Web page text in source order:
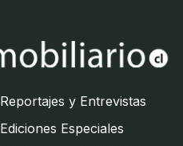
Reportajes y Entrevistas
Ediciones Especiales